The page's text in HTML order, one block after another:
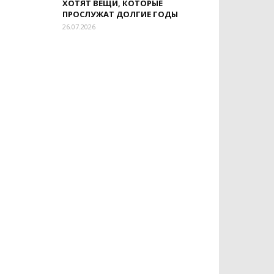
ХОТЯТ ВЕЩИ, КОТОРЫЕ
ПРОСЛУЖАТ ДОЛГИЕ ГОДЫ
26.07.2026